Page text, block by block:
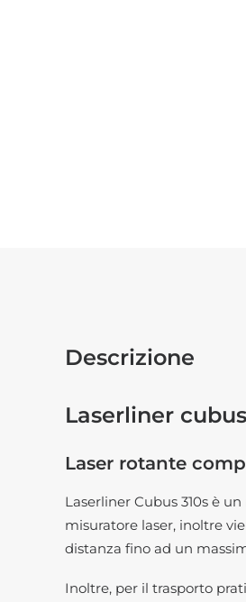
Descrizione
Laserliner
Laser rotante
Laserliner Cubus 310s è
misuratore laser, inoltre
distanza fino ad un
Inoltre, per il trasporto